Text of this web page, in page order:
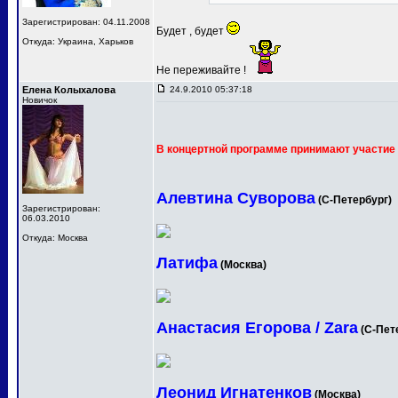
Зарегистрирован: 04.11.2008
Откуда: Украина, Харьков
Будет , будет
Не переживайте !
Елена Колыхалова
Новичок
Зарегистрирован:
06.03.2010
Откуда: Москва
24.9.2010 05:37:18
В концертной программе принимают участие
Алевтина Суворова (С-Петербург)
Латифа (Москва)
Анастасия Егорова / Zara (С-
Леонид Игнатенков (Москва)